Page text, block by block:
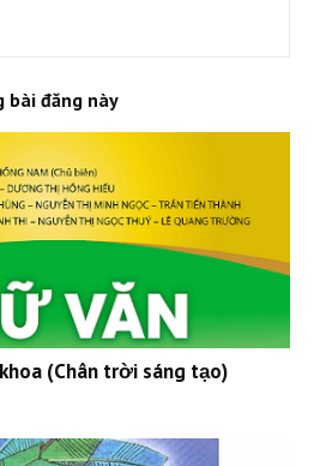
bài đăng này
(Chân trời sáng tạo)